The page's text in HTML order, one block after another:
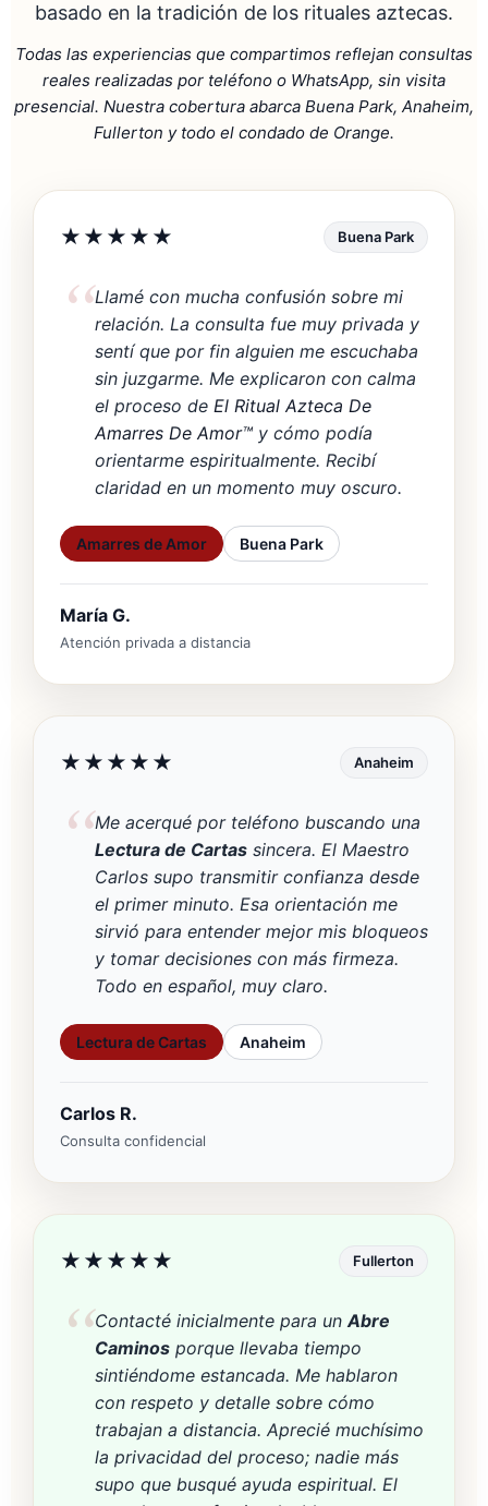
basado en la tradición de los rituales aztecas.
Todas las experiencias que compartimos reflejan consultas
reales realizadas por teléfono o WhatsApp, sin visita
presencial. Nuestra cobertura abarca Buena Park, Anaheim,
Fullerton y todo el condado de Orange.
★★★★★ Buena Park
Llamé con mucha confusión sobre mi
relación. La consulta fue muy privada y
sentí que por fin alguien me escuchaba
sin juzgarme. Me explicaron con calma
el proceso de El Ritual Azteca De
Amarres De Amor™ y cómo podía
orientarme espiritualmente. Recibí
claridad en un momento muy oscuro.
Amarres de Amor Buena Park
María G.
Atención privada a distancia
★★★★★ Anaheim
Me acerqué por teléfono buscando una
Lectura de Cartas sincera. El Maestro
Carlos supo transmitir confianza desde
el primer minuto. Esa orientación me
sirvió para entender mejor mis bloqueos
y tomar decisiones con más firmeza.
Todo en español, muy claro.
Lectura de Cartas Anaheim
Carlos R.
Consulta confidencial
★★★★★ Fullerton
Contacté inicialmente para unAbre
Caminos porque llevaba tiempo
sintiéndome estancada. Me hablaron
con respeto y detalle sobre cómo
trabajan a distancia. Aprecié muchísimo
la privacidad del proceso; nadie más
supo que busqué ayuda espiritual. El